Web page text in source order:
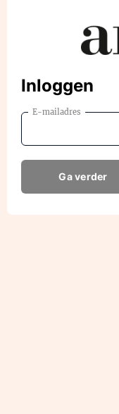
Inloggen
E-mailadres
Ga verder